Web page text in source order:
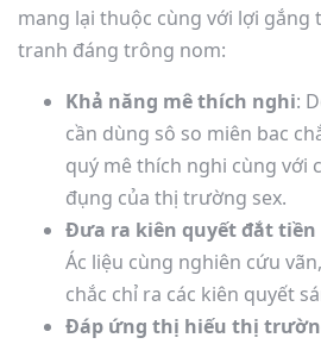
mang lại thuộc cùng với lợi gắng
tranh đáng trông nom:
Khả năng mê thích nghi:
cần dùng sô so miên bac
quý mê thích nghi cùng với
đụng của thị trường sex.
Đưa ra kiên quyết đắt tiền
Ác liệu cùng nghiên cứu
chắc chỉ ra các kiên quyết
Đáp ứng thị hiếu thị